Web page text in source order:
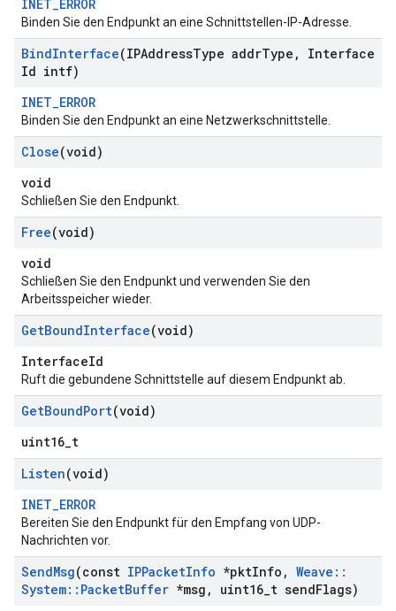
INET_ERROR
Binden Sie den Endpunkt an eine Schnittstellen-IP-Adresse.
BindInterface(IPAddressType addrType ,
Interface
Id intf)
INET_ERROR
Binden Sie den Endpunkt an eine Netzwerkschnittstelle.
Close(void)
void
Schließen Sie den Endpunkt.
Free(void)
void
Schließen Sie den Endpunkt und verwenden Sie den
Arbeitsspeicher wieder.
GetBoundInterface(void)
InterfaceId
Ruft die gebundene Schnittstelle auf diesem Endpunkt ab.
GetBoundPort(void)
uint16_t
Listen(void)
INET_ERROR
Bereiten Sie den Endpunkt für den Empfang von UDP-
Nachrichten vor.
SendMsg(const IPPacketInfo *pktInfo , Weave ::
System:: PacketBuffer *msg , uint16 t sendFlags)